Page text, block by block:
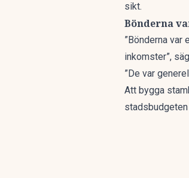
sikt.
Bönderna
”Bönderna
inkomster”,
”De var
Att bygga